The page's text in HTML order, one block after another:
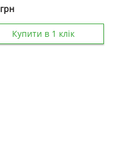
грн
Купити в 1 клік